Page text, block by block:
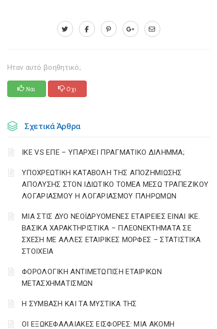
Ηταν αυτό βοηθητικό;
Ναι Οχι
Σχετικά Άρθρα
ΙΚΕ VS ΕΠΕ – ΥΠΑΡΧΕΙ ΠΡΑΓΜΑΤΙΚΟ ΔΙΛΗΜΜΑ;
YΠΟΧΡΕΩΤΙΚΗ ΚΑΤΑΒΟΛΗ ΤΗΣ ΑΠΟΖΗΜΙΩΣΗΣ
ΑΠΟΛΥΣΗΣ ΣΤΟΝ ΙΔΙΩΤΙΚΟ ΤΟΜΕΑ ΜΕΣΩ ΤΡΑΠΕΖΙΚΟΥ
ΛΟΓΑΡΙΑΣΜΟΥ Η ΛΟΓΑΡΙΑΣΜΟΥ ΠΛΗΡΩΜΩΝ
ΜΙΑ ΣΤΙΣ ΔΥΟ ΝΕΟΪΔΡΥΟΜΕΝΕΣ ΕΤΑΙΡΕΙΕΣ ΕΙΝΑΙ ΙΚΕ.
ΒΑΣΙΚΑ ΧΑΡΑΚΤΗΡΙΣΤΙΚΑ – ΠΛΕΟΝΕΚΤΗΜΑΤΑ ΣΕ
ΣΧΕΣΗ ΜΕ ΑΛΛΕΣ ΕΤΑΙΡΙΚΕΣ ΜΟΡΦΕΣ – ΣΤΑΤΙΣΤΙΚΑ
ΣΤΟΙΧΕΙΑ
ΦΟΡΟΛΟΓΙΚΗ ΑΝΤΙΜΕΤΩΠΙΣΗ ΕΤΑΙΡΙΚΩΝ
ΜΕΤΑΣΧΗΜΑΤΙΣΜΩΝ
Η ΣΥΜΒΑΣΗ ΚΑΙ ΤΑ ΜΥΣΤΙΚΑ ΤΗΣ
ΟΙ ΕΞΩΚΕΦΑΛΑΙΑΚΕΣ ΕΙΣΦΟΡΕΣ: ΜΙΑ ΑΚΟΜΗ